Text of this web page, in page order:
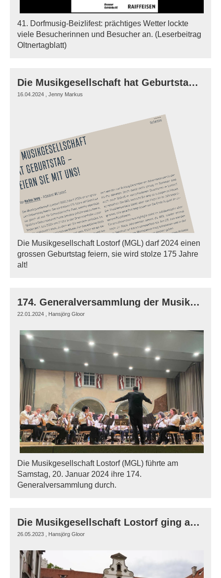
41. Dorfmusig-Beizlifest: prächtiges Wetter lockte
viele Besucherinnen und Besucher an. (Leserbeitrag
Oltnertagblatt)
Die Musikgesellschaft hat Geburtstag - Feiern Sie mit uns!
16.04.2024 , Jenny Markus
Die Musikgesellschaft Lostorf (MGL) darf 2024 einen
grossen Geburtstag feiern, sie wird stolze 175 Jahre
alt!
174. Generalversammlung der Musikgesellschaft Lostorf
22.01.2024 , Hansjörg Gloor
Die Musikgesellschaft Lostorf (MGL) führte am
Samstag, 20. Januar 2024 ihre 174.
Generalversammlung durch.
Die Musikgesellschaft Lostorf ging auf Reisen
26.05.2023 , Hansjörg Gloor